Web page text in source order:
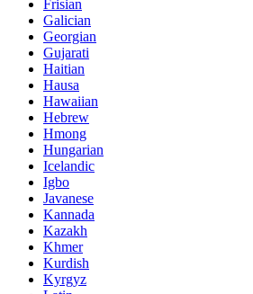
Frisian
Galician
Georgian
Gujarati
Haitian
Hausa
Hawaiian
Hebrew
Hmong
Hungarian
Icelandic
Igbo
Javanese
Kannada
Kazakh
Khmer
Kurdish
Kyrgyz